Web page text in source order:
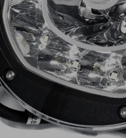
LED
Inne
Kontakt